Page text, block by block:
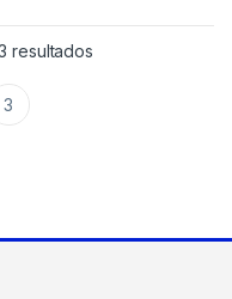
resultados
3